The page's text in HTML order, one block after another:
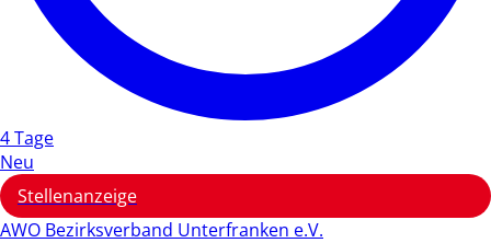
4 Tage
Neu
Stellenanzeige
AWO Bezirksverband Unterfranken e.V.